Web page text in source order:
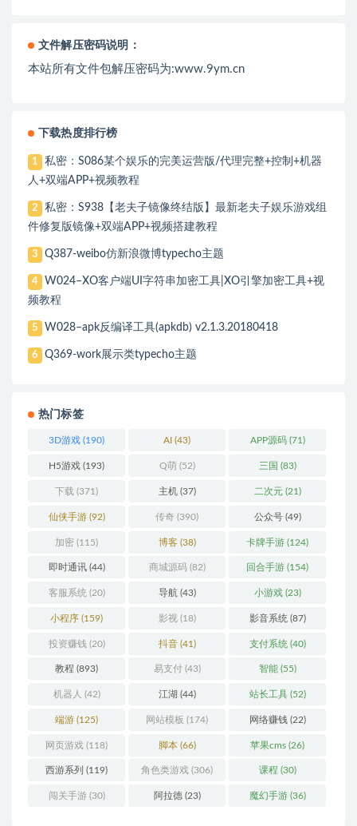
文件解压密码说明：
本站所有文件包解压密码为:www.9ym.cn
下载热度排行榜
1
私密：S086某个娱乐的完美运营版/代理完整+控制+机器
人+双端APP+视频教程
2
私密：S938【老夫子镜像终结版】最新老夫子娱乐游戏组
件修复版镜像+双端APP+视频搭建教程
3 Q387-weibo仿新浪微博typecho主题
4
W024–XO客户端UI字符串加密工具|XO引擎加密工具+视
频教程
5 W028–apk反编译工具(apkdb) v2.1.3.20180418
6 Q369-work展示类typecho主题
热门标签
3D游戏 (190) AI (43) APP源码(71)
H5游戏 (193) Q萌 (52) 三国 (83)
下载 (371) 主机(37) 二次元(21)
仙侠手游(92) 传奇 (390) 公众号(49)
加密 (115) 博客(38) 卡牌手游 (124)
即时通讯(44) 商城源码(82) 回合手游 (154)
客服系统 (20) 导航(43) 小游戏(23)
小程序 (159) 影视(18) 影音系统 (87)
投资赚钱 (20) 抖音(41) 支付系统 (40)
教程 (893) 易支付(43) 智能(55)
机器人 (42) 江湖 (44) 站长工具(52)
端游 (125) 网站模板 (174) 网络赚钱(22)
网页游戏 (118) 脚本(66) 苹果cms (26)
西游系列 (119) 角色类游戏 (306) 课程 (30)
闯关手游(30) 阿拉德(23) 魔幻手游(36)